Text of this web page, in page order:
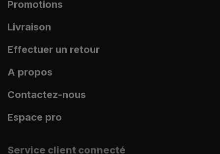
Promotions
Livraison
Effectuer un retour
A propos
Contactez-nous
Espace pro
Service client connecté